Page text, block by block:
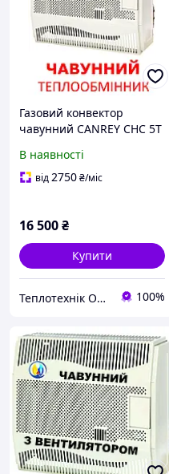
Газовий конвектор
чавунний CANREY CHC 5T
вентилятором
В наявності
від2750₴/міс
16 500₴
Купити
Теплотехнік Одеса 100%